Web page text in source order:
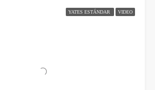
YATES ESTÁNDAR VIDEO